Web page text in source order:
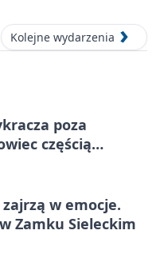
Kolejne wydarzenia
poza
częścią
w emocje.
Zamku Sieleckim